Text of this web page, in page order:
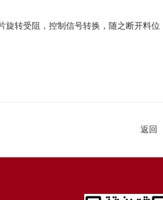
旋转受阻，控制信号转换，随之断开料位
返回